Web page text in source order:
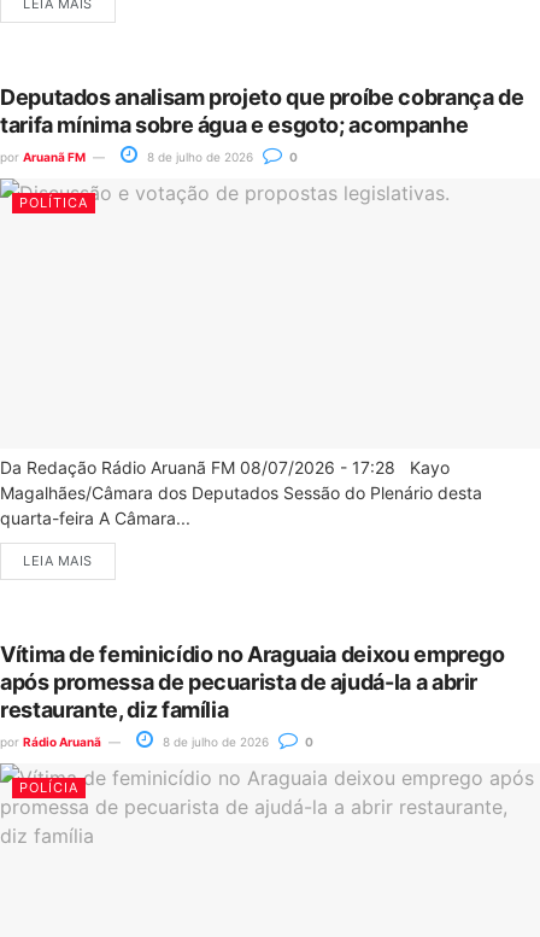
LEIA MAIS
Deputados analisam projeto que proíbe cobrança de
tarifa mínima sobre água e esgoto; acompanhe
por Aruanã FM 8 de julho de 2026 0
POLÍTICA
Da Redação Rádio Aruanã FM 08/07/2026 - 17:28 Kayo
Magalhães/Câmara dos Deputados Sessão do Plenário desta
quarta-feira A Câmara...
LEIA MAIS
Vítima de feminicídio no Araguaia deixou emprego
após promessa de pecuarista de ajudá-la a abrir
restaurante, diz família
por Rádio Aruanã 8 de julho de 2026 0
POLÍCIA